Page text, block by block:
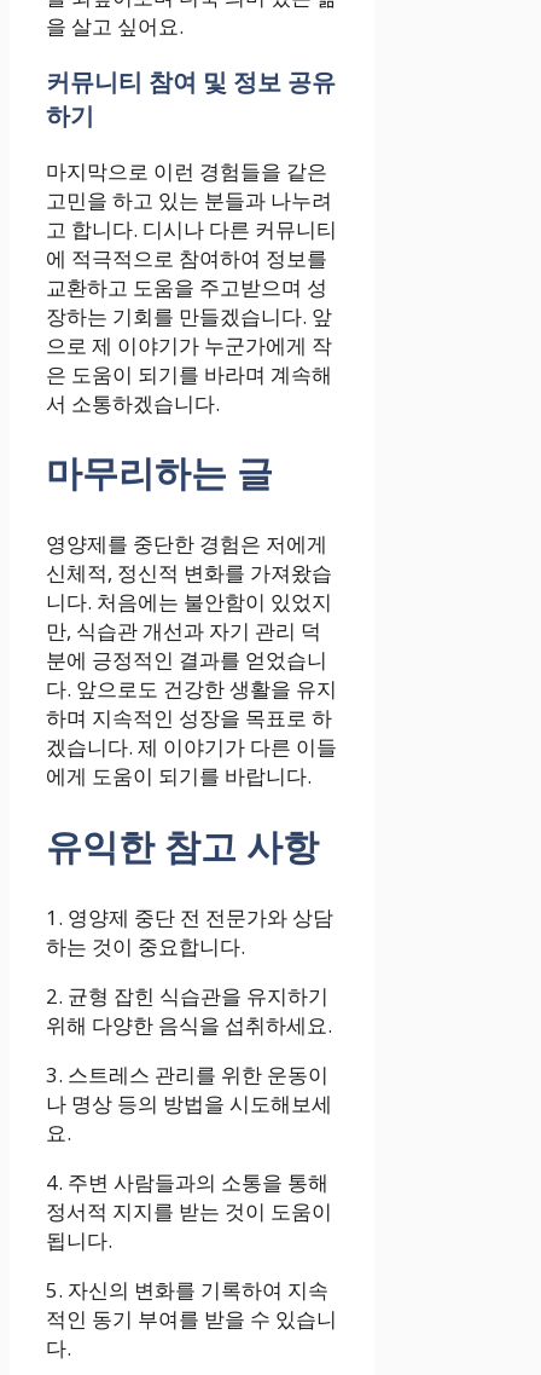
을 살고 싶어요.
커뮤니티 참여 및 정보 공유
하기
마지막으로 이런 경험들을 같은
고민을 하고 있는 분들과 나누려
고 합니다. 디시나 다른 커뮤니티
에 적극적으로 참여하여 정보를
교환하고 도움을 주고받으며 성
장하는 기회를 만들겠습니다. 앞
으로 제 이야기가 누군가에게 작
은 도움이 되기를 바라며 계속해
서 소통하겠습니다.
마무리하는 글
영양제를 중단한 경험은 저에게
신체적, 정신적 변화를 가져왔습
니다. 처음에는 불안함이 있었지
만, 식습관 개선과 자기 관리 덕
분에 긍정적인 결과를 얻었습니
다. 앞으로도 건강한 생활을 유지
하며 지속적인 성장을 목표로 하
겠습니다. 제 이야기가 다른 이들
에게 도움이 되기를 바랍니다.
유익한 참고 사항
1. 영양제 중단 전 전문가와 상담
하는 것이 중요합니다.
2. 균형 잡힌 식습관을 유지하기
위해 다양한 음식을 섭취하세요.
3. 스트레스 관리를 위한 운동이
나 명상 등의 방법을 시도해보세
요.
4. 주변 사람들과의 소통을 통해
정서적 지지를 받는 것이 도움이
됩니다.
5. 자신의 변화를 기록하여 지속
적인 동기 부여를 받을 수 있습니
다.